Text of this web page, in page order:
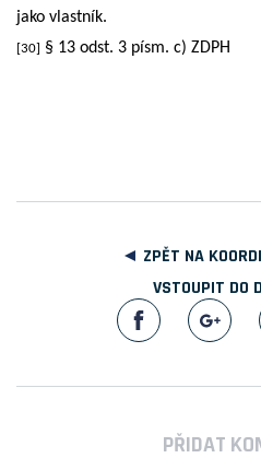
jako vlastník.
[30] § 13 odst. 3 písm. c) ZDPH
ZPĚT NA
VSTOUPIT DO
PŘIDAT